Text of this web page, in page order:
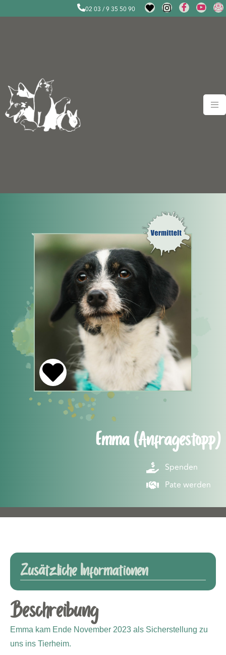
02 03 / 9 35 50 90
Emma (Anfragestopp)
Spenden
Pate werden
Zusätzliche Informationen
Beschreibung
Emma kam Ende November 2023 als Sicherstellung zu
uns ins Tierheim.